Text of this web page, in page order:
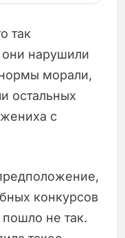
так
они нарушили
морали,
остальных
с
конкурсов
пошло не так.